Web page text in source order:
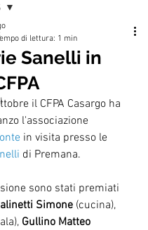
Sanelli in
di lettura: 1 min
il CFPA Casargo ha
l'associazione
in visita presso le
di Premana.
sono stati premiati
Simone (cucina),
Gullino Matteo